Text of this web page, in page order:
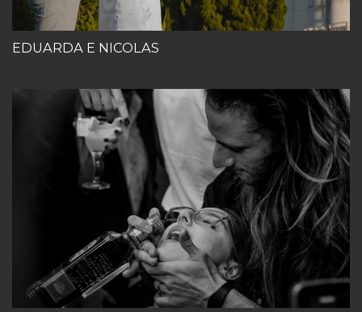
EDUARDA E NICOLAS